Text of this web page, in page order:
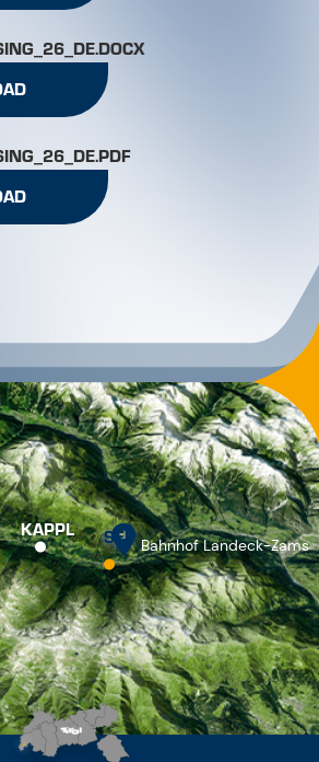
KAPPL SEE Bahnhof Landeck-Zams